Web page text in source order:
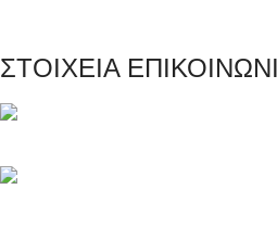
ΣΤΟΙΧΕΙΑ